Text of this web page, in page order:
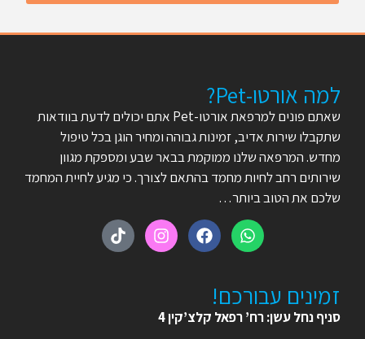
למה אורטו-Pet?
שאתם פונים למרפאת אורטו-Pet אתם יכולים לדעת בוודאות
שתקבלו שירות אדיב, זמינות גבוהה ומחיר הוגן בכל טיפול
מחדש. המרפאה שלנו ממוקמת בבאר שבע ומספקת מגוון
שירותים רחב לחיות מחמד בהתאם לצורך. כי מגיע לחיית המחמד
שלכם את הטוב ביותר…
זמינים עבורכם!
סניף נחל עשן: רח’ רפאל קלצ’קין 4